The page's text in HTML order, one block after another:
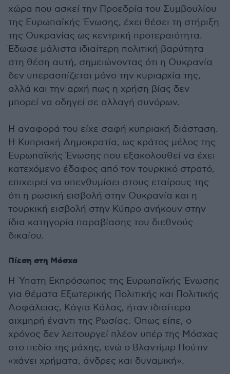
χώρα που ασκεί την Προεδρία του Συμβουλίου
της Ευρωπαϊκής Ένωσης, έχει θέσει τη στήριξη
της Ουκρανίας ως κεντρική προτεραιότητα.
Έδωσε μάλιστα ιδιαίτερη πολιτική βαρύτητα
στη θέση αυτή, σημειώνοντας ότι η Ουκρανία
δεν υπερασπίζεται μόνο την κυριαρχία της,
αλλά και την αρχή πως η χρήση βίας δεν
μπορεί να οδηγεί σε αλλαγή συνόρων.
Η αναφορά του είχε σαφή κυπριακή διάσταση.
Η Κυπριακή Δημοκρατία, ως κράτος μέλος της
Ευρωπαϊκής Ένωσης που εξακολουθεί να έχει
κατεχόμενο έδαφος από τον τουρκικό στρατό,
επιχειρεί να υπενθυμίσει στους εταίρους της
ότι η ρωσική εισβολή στην Ουκρανία και η
τουρκική εισβολή στην Κύπρο ανήκουν στην
ίδια κατηγορία παραβίασης του διεθνούς
δικαίου.
Πίεση στη Μόσχα
Η Ύπατη Εκπρόσωπος της Ευρωπαϊκής Ένωσης
για θέματα Εξωτερικής Πολιτικής και Πολιτικής
Ασφάλειας, Κάγια Κάλας, ήταν ιδιαίτερα
αιχμηρή έναντι της Ρωσίας. Όπως είπε, ο
χρόνος δεν λειτουργεί πλέον υπέρ της Μόσχας
στο πεδίο της μάχης, ενώ ο Βλαντίμιρ Πούτιν
«χάνει χρήματα, άνδρες και δυναμική».